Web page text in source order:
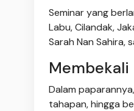
Seminar yang
Labu, Cilandak,
Sarah Nan Sahira,
Dalam
tahapan, hingga